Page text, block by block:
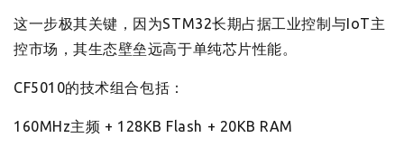
这一步极其关键，因为STM32长期占据工业控制与IoT主
控市场，其生态壁垒远高于单纯芯片性能。
CF5010的技术组合包括：
160MHz主频 + 128KB Flash + 20KB RAM